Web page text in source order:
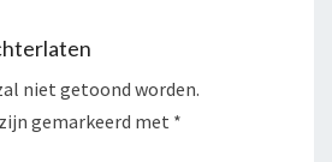
niet getoond worden.
gemarkeerd met *